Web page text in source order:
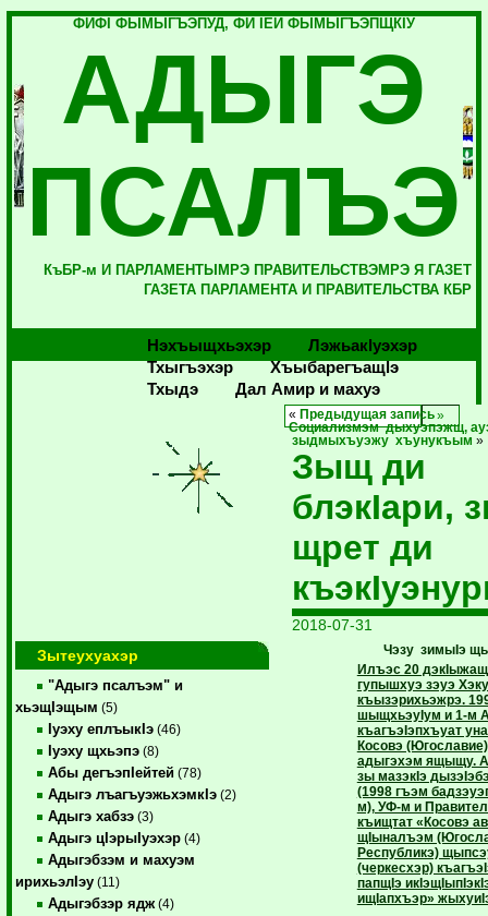
ФИФI ФЫМЫГЪЭПУД, ФИ IЕЙ ФЫМЫГЪЭПЩКIУ
АДЫГЭ
ПСАЛЪЭ
КъБР-м И ПАРЛАМЕНТЫМРЭ ПРАВИТЕЛЬСТВЭМРЭ Я ГАЗЕТ
ГАЗЕТА ПАРЛАМЕНТА И ПРАВИТЕЛЬСТВА КБР
Нэхъыщхьэхэр
Лэжьакlуэхэр
Тхыгъэхэр
Хъыбарегъащlэ
Тхыдэ
Дал Амир и махуэ
Зытеухуахэр
"Адыгэ псалъэм" и
хьэщIэщым (5)
Iуэху еплъыкIэ (46)
Iуэху щхьэпэ (8)
Абы дегъэпIейтей (78)
Адыгэ лъагъуэжьхэмкIэ (2)
Адыгэ хабзэ (3)
Адыгэ цIэрыIуэхэр (4)
Адыгэбзэм и махуэм
ирихьэлIэу (11)
Адыгэбзэр ядж (4)
« Предыдущая запись
Социализмэм дыхуэпэжщ,
зыдмыхъуэжу хъунукъым »
Зыщ ди
блэкIари,
щрет ди
2018-07-31
Чэзу зимыIэ
Илъэс 20
гупышхуэ зэуэ
къызэрихьэжрэ.
шыщхьэуIум и 1-м
къагъэIэпхъуат
Косовэ
адыгэхэм ящыщу.
зы мазэкIэ
(1998 гъэм
м), УФ-м и
къищтат «Косовэ
щIыналъэм
Республикэ)
(черкесхэр)
папщIэ
ищIапхъэр»